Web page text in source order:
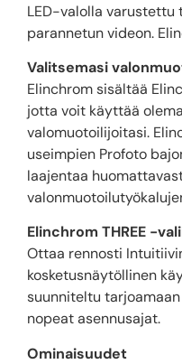
LED-valolla
parannetun videon.
Valitsemasi
Elinchrom sisältää
jotta voit käyttää
valomuotoilijoitasi.
useimpien Profoto
laajentaa
Elinchrom THREE -
Ottaa rennosti
kosketusnäytöllinen
suunniteltu
nopeat asennusajat.
Ominaisuudet